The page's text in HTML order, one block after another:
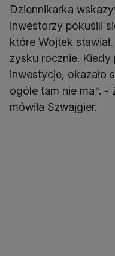
Dziennikarka
inwestorzy pokusili
które Wojtek
zysku rocznie.
inwestycje, okazało
ogóle tam nie ma". -
mówiła Szwajgier.